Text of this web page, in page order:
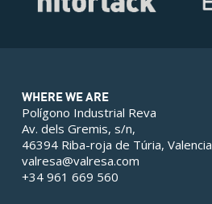
WHERE WE ARE
Polígono Industrial Reva
Av. dels Gremis, s/n,
46394 Riba-roja de Túria, Valencia
valresa@valresa.com
+34 961 669 560